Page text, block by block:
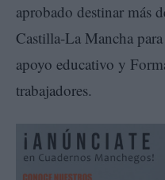
aprobado destinar más
Castilla-La Mancha
apoyo educativo y
trabajadores.